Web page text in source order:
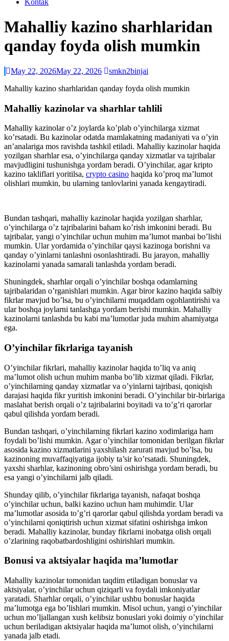
Kontak
Mahalliy kazino sharhlaridan
qanday foyda olish mumkin
May 22, 2026May 22, 2026
smkn2binjai
Mahalliy kazino sharhlaridan qanday foyda olish mumkin
Mahalliy kazinolar va sharhlar tahlili
Mahalliy kazinolar o’z joylarda ko’plab o’yinchilarga xizmat
ko’rsatadi. Bu kazinolar odatda mamlakatning madaniyati va o’yin
an’analariga mos ravishda tashkil etiladi. Mahalliy kazinolar haqida
yozilgan sharhlar esa, o’yinchilarga qanday xizmatlar va tajribalar
mavjudligini tushunishga yordam beradi. O’yinchilar, agar kripto
kazino takliflari yoritilsa, crypto casino haqida ko’proq ma’lumot
olishlari mumkin, bu ularning tanlovlarini yanada kengaytiradi.
Bundan tashqari, mahalliy kazinolar haqida yozilgan sharhlar,
o’yinchilarga o’z tajribalarini baham ko’rish imkonini beradi. Bu
tajribalar, yangi o’yinchilar uchun muhim ma’lumot manbai bo’lishi
mumkin. Ular yordamida o’yinchilar qaysi kazinoga borishni va
qanday o’yinlarni tanlashni osonlashtiradi. Bu jarayon, mahalliy
kazinolarni yanada samarali tanlashda yordam beradi.
Shuningdek, sharhlar orqali o’yinchilar boshqa odamlarning
tajribalaridan o’rganishlari mumkin. Agar biror kazino haqida salbiy
fikrlar mavjud bo’lsa, bu o’yinchilarni muqaddam ogohlantirishi va
ular boshqa joylarni tanlashga yordam berishi mumkin. Mahalliy
kazinolarni tanlashda bu kabi ma’lumotlar juda muhim ahamiyatga
ega.
O’yinchilar fikrlariga tayanish
O’yinchilar fikrlari, mahalliy kazinolar haqida to’liq va aniq
ma’lumot olish uchun muhim manba bo’lib xizmat qiladi. Fikrlar,
o’yinchilarning qanday xizmatlar va o’yinlarni tajribasi, qoniqish
darajasi haqida fikr yuritish imkonini beradi. O’yinchilar bir-birlariga
maslahat berish orqali o’z tajribalarini boyitadi va to’g’ri qarorlar
qabul qilishda yordam beradi.
Bundan tashqari, o’yinchilarning fikrlari kazino xodimlariga ham
foydali bo’lishi mumkin. Agar o’yinchilar tomonidan berilgan fikrlar
asosida kazino xizmatlarini yaxshilash zarurati mavjud bo’lsa, bu
kazinoning muvaffaqiyatiga ijobiy ta’sir ko’rsatadi. Shuningdek,
yaxshi sharhlar, kazinoning obro’sini oshirishga yordam beradi, bu
esa yangi o’yinchilarni jalb qiladi.
Shunday qilib, o’yinchilar fikrlariga tayanish, nafaqat boshqa
o’yinchilar uchun, balki kazino uchun ham muhimdir. Ular
ma’lumotlar asosida to’g’ri qarorlar qabul qilishda yordam beradi va
o’yinchilarni qoniqtirish uchun xizmat sifatini oshirishga imkon
beradi. Mahalliy kazinolar, bunday fikrlarni inobatga olish orqali
o’zlarining raqobatbardoshligini oshirishlari mumkin.
Bonusi va aktsiyalar haqida ma’lumotlar
Mahalliy kazinolar tomonidan taqdim etiladigan bonuslar va
aktsiyalar, o’yinchilar uchun qiziqarli va foydali imkoniyatlar
yaratadi. Sharhlar orqali, o’yinchilar ushbu bonuslar haqida
ma’lumotga ega bo’lishlari mumkin. Misol uchun, yangi o’yinchilar
uchun mo’ljallangan xush kelibsiz bonuslari yoki doimiy o’yinchilar
uchun beriladigan aktsiyalar haqida ma’lumot olish, o’yinchilarni
yanada jalb etadi.